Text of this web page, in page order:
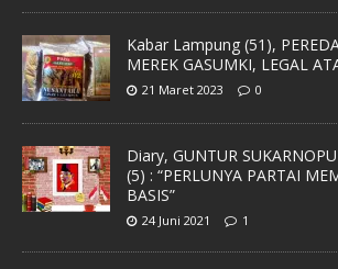
Kabar Lampung (51),
MEREK GASUMKI, LEGAL
21 Maret 2023 0
Diary, GUNTUR
(5) : “PERLUNYA PARTAI
BASIS”
24 Juni 2021 1